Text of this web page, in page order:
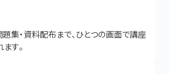
題集・資料配布まで、ひとつの画面で講座
す。